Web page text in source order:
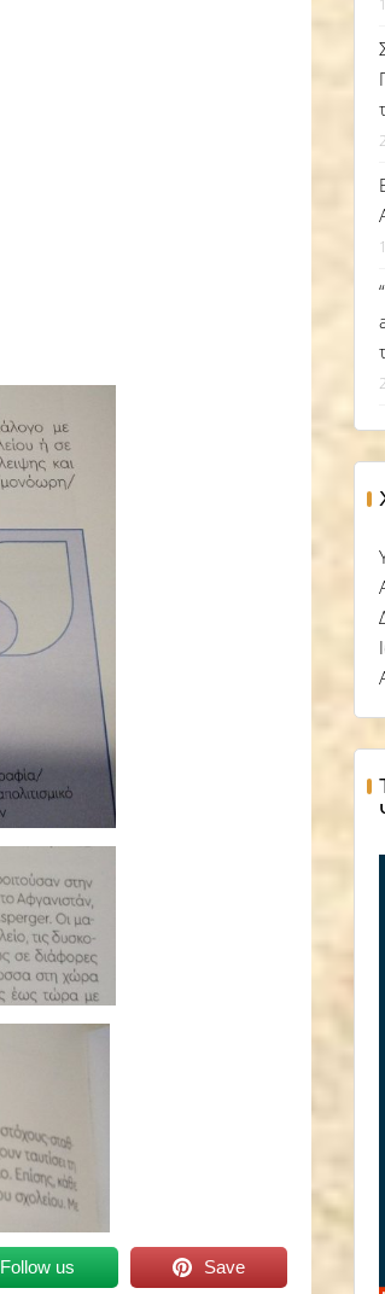
Follow us Save